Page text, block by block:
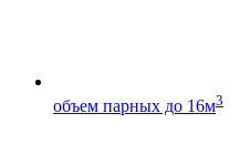
объем парных до 16м3